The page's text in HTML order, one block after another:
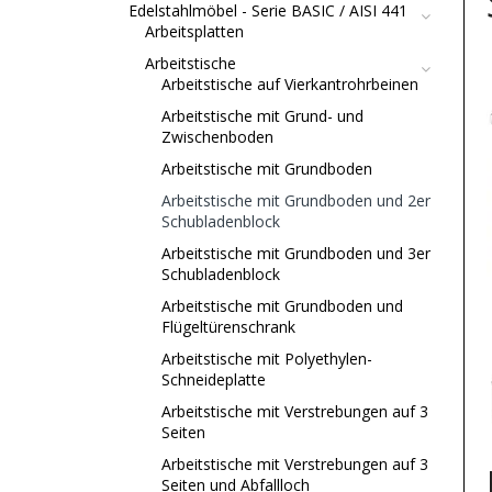
Edelstahlmöbel - Serie BASIC / AISI 441
Arbeitsplatten
Arbeitstische
Arbeitstische auf Vierkantrohrbeinen
Arbeitstische mit Grund- und
Zwischenboden
Arbeitstische mit Grundboden
Arbeitstische mit Grundboden und 2er
Schubladenblock
Arbeitstische mit Grundboden und 3er
Schubladenblock
Arbeitstische mit Grundboden und
Flügeltürenschrank
Arbeitstische mit Polyethylen-
Schneideplatte
Arbeitstische mit Verstrebungen auf 3
Seiten
Arbeitstische mit Verstrebungen auf 3
Seiten und Abfallloch